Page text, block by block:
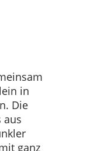
in
Die
aus
ganz